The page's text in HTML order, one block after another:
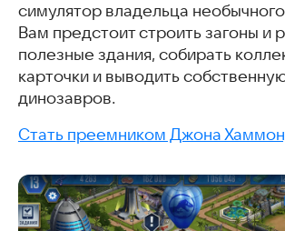
симулятор владельца
Вам предстоит строить загоны и
полезные здания, собирать
карточки и выводить
динозавров.
Стать преемником Джона